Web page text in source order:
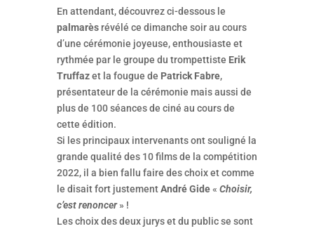
En attendant, découvrez ci-dessous le
palmarèsrévélé ce dimanche soir au cours
d’une cérémonie joyeuse, enthousiaste et
rythmée par le groupe du trompettiste Erik
Truffazet la fougue de Patrick Fabre,
présentateur de la cérémonie mais aussi de
plus de 100 séances de ciné au cours de
cette édition.
Si les principaux intervenants ont souligné la
grande qualité des 10 films de la compétition
2022, il a bien fallu faire des choix et comme
le disait fort justementAndré Gide« Choisir,
c’est renoncer » !
Les choix des deux jurys et du public se sont